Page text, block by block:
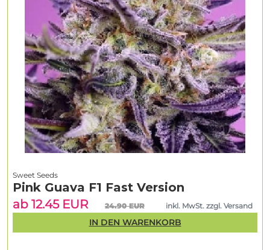
Sweet Seeds
Pink Guava F1 Fast Version
ab 12.45 EUR
24.90 EUR inkl. MwSt. zzgl. Versand
IN DEN WARENKORB